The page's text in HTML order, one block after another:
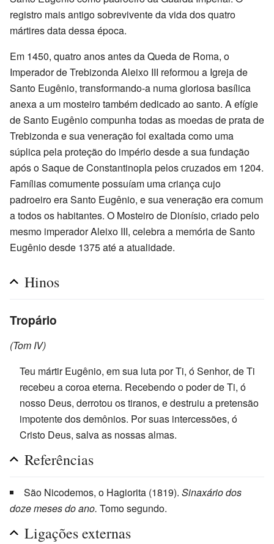
registro mais antigo sobrevivente da vida dos quatro
mártires data dessa época.
Em 1450, quatro anos antes da Queda de Roma, o
Imperador de Trebizonda Aleixo III reformou a Igreja de
Santo Eugênio, transformando-a numa gloriosa basílica
anexa a um mosteiro também dedicado ao santo. A efígie
de Santo Eugênio compunha todas as moedas de prata de
Trebizonda e sua veneração foi exaltada como uma
súplica pela proteção do império desde a sua fundação
após o Saque de Constantinopla pelos cruzados em 1204.
Famílias comumente possuíam uma criança cujo
padroeiro era Santo Eugênio, e sua veneração era comum
a todos os habitantes. O Mosteiro de Dionísio, criado pelo
mesmo imperador Aleixo III, celebra a memória de Santo
Eugênio desde 1375 até a atualidade.
Hinos
Tropário
(Tom IV)
Teu mártir Eugênio, em sua luta por Ti, ó Senhor, de Ti
recebeu a coroa eterna. Recebendo o poder de Ti, ó
nosso Deus, derrotou os tiranos, e destruiu a pretensão
impotente dos demônios. Por suas intercessões, ó
Cristo Deus, salva as nossas almas.
Referências
São Nicodemos, o Hagiorita (1819). Sinaxário dos
doze meses do ano. Tomo segundo.
Ligações externas